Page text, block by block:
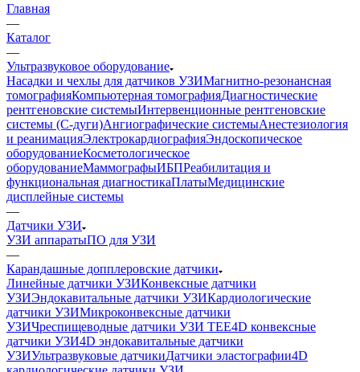
Главная
—
Каталог
—
Ультразвуковое оборудование
Насадки и чехлы для датчиков УЗИМагнитно-резонансная
томографияКомпьютерная томографияДиагностические
рентгеновские системыИнтервенционные рентгеновские
системы (С-дуги)Ангиографические системыАнестезиология
и реанимацияЭлектрокардиографияЭндоскопическое
оборудованиеКосметологическое
оборудованиеМаммографыИБПРеабилитация и
функциональная диагностикаПлатыМедицинские
дисплейные системы
—
Датчики УЗИ
УЗИ аппаратыПО для УЗИ
—
Карандашные допплеровские датчики
Линейные датчики УЗИКонвексные датчики
УЗИЭндокавитальные датчики УЗИКардиологические
датчики УЗИМикроконвексные датчики
УЗИЧреспищеводные датчики УЗИ TEE4D конвексные
датчики УЗИ4D эндокавитальные датчики
УЗИУльтразвуковые датчикиДатчики эластографии4D